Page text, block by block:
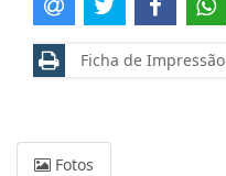
Ficha de Impressão
Fotos